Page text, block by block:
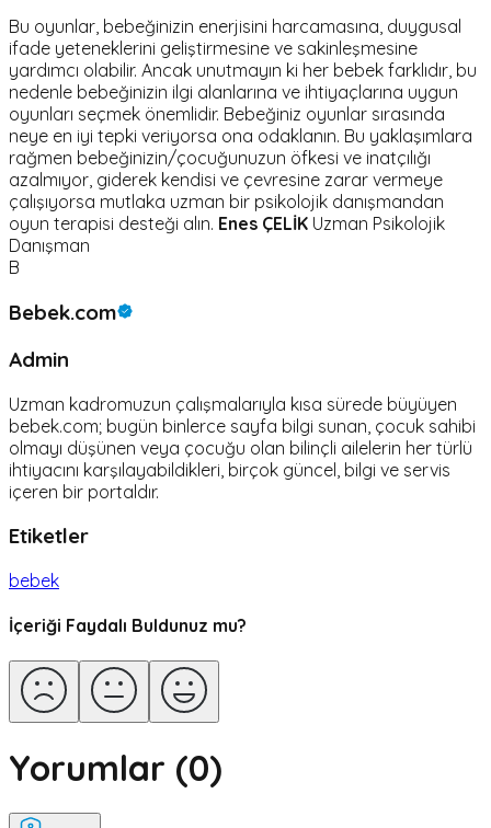
Bu oyunlar, bebeğinizin enerjisini harcamasına, duygusal
ifade yeteneklerini geliştirmesine ve sakinleşmesine
yardımcı olabilir. Ancak unutmayın ki her bebek farklıdır, bu
nedenle bebeğinizin ilgi alanlarına ve ihtiyaçlarına uygun
oyunları seçmek önemlidir. Bebeğiniz oyunlar sırasında
neye en iyi tepki veriyorsa ona odaklanın. Bu yaklaşımlara
rağmen bebeğinizin/çocuğunuzun öfkesi ve inatçılığı
azalmıyor, giderek kendisi ve çevresine zarar vermeye
çalışıyorsa mutlaka uzman bir psikolojik danışmandan
oyun terapisi desteği alın. Enes ÇELİK Uzman Psikolojik
Danışman
B
Bebek.com
Admin
Uzman kadromuzun çalışmalarıyla kısa sürede büyüyen
bebek.com; bugün binlerce sayfa bilgi sunan, çocuk sahibi
olmayı düşünen veya çocuğu olan bilinçli ailelerin her türlü
ihtiyacını karşılayabildikleri, birçok güncel, bilgi ve servis
içeren bir portaldır.
Etiketler
bebek
İçeriği Faydalı Buldunuz mu?
Yorumlar (0)